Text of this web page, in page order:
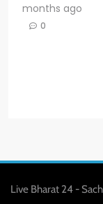
months ago
0
Live Bharat 24 -